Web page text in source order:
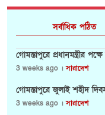
সর্বাধিক পঠিত
গোমস্তাপুরে প্রধানমন্ত্রীর
3 weeks ago ।সারাদেশ
গোমস্তাপুরে জুলাই শহীদ
3 weeks ago ।সারাদেশ